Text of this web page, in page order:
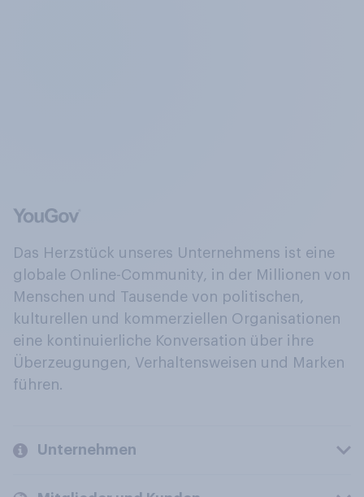
Das Herzstück unseres Unternehmens ist eine
globale Online-Community, in der Millionen von
Menschen und Tausende von politischen,
kulturellen und kommerziellen Organisationen
eine kontinuierliche Konversation über ihre
Überzeugungen, Verhaltensweisen und Marken
führen.
Unternehmen